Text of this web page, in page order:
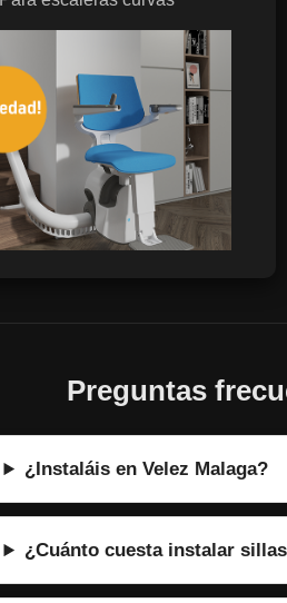
Preguntas
¿Instaláis en Velez Malaga?
¿Cuánto cuesta instalar